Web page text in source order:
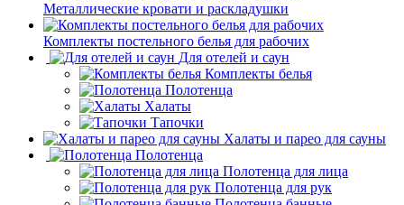
Металлические кровати и раскладушки
Комплекты постельного белья для рабочих
Для отелей и саун
Комплекты белья
Полотенца
Халаты
Тапочки
Халаты и парео для сауны
Полотенца
Полотенца для лица
Полотенца для рук